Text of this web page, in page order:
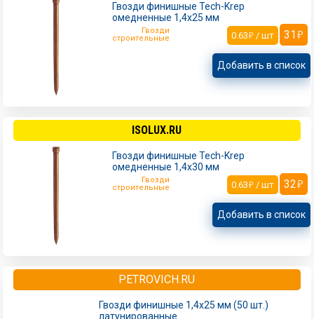
Гвозди финишные Tech-Krep
омедненные 1,4х25 мм
Гвозди
строительные
0.63 / шт 31
Добавить в список
ISOLUX.RU
Гвозди финишные Tech-Krep
омедненные 1,4х30 мм
Гвозди
строительные
0.63 / шт 32
Добавить в список
PETROVICH.RU
Гвозди финишные 1,4x25 мм (50 шт.)
латунированные